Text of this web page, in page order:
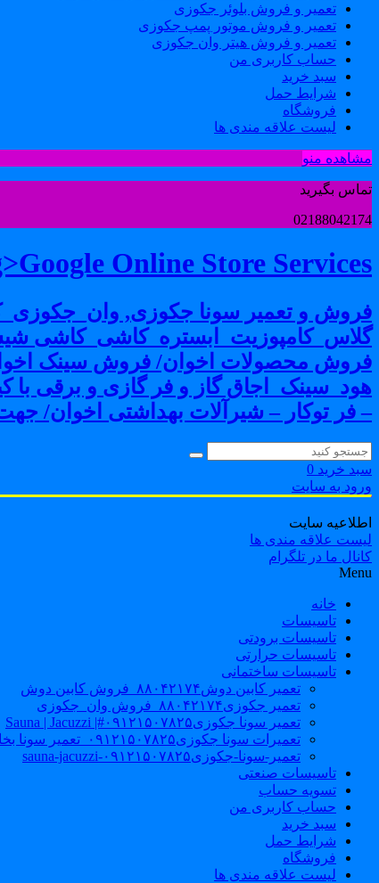
تعمیر و فروش بلوئر جکوزی
تعمیر و فروش موتور پمپ جکوزی
تعمیر و فروش هیتر وان جکوزی
حساب کاربری من
سبد خرید
شرایط حمل
فروشگاه
لیست علاقه مندی ها
مشاهده منو
تماس بگیرید
02188042174
Online Store Services
فروش و تعمیر سونا جکوزی,
گلاس_کامپوزیت_ابستره_کاشی_کاشی
فروش محصولات اخوان/ فروش سینک
هود_سینک_اجاق گاز و فر گازی و برقی
– فر توکار – شیرآلات بهداشتی اخوان/
سبد خرید 0
ورود به سایت
اطلاعیه سایت
لیست علاقه مندی ها
کانال ما در تلگرام
Menu
خانه
تاسیسات
تاسیسات برودتی
تاسیسات حرارتی
تاسیسات ساختمانی
تعمیر کابین دوش۸۸۰۴۲۱۷۴_فروش کابین دوش
تعمیر جکوزی۸۸۰۴۲۱۷۴_فروش وان_جکوزی
تعمیر سونا جکوزی۰۹۱۲۱۵۰۷۸۲۵#| Sauna | Jacuzzi
تعمیرات سونا جکوزی۰۹۱۲۱۵۰۷۸۲۵_تعمیر سونا بخار
تعمیر-سونا-جکوزی۰۹۱۲۱۵۰۷۸۲۵-sauna-jacuzzi
تاسیسات صنعتی
تسویه حساب
حساب کاربری من
سبد خرید
شرایط حمل
فروشگاه
لیست علاقه مندی ها